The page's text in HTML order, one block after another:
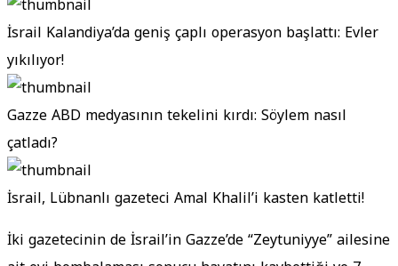
İsrail Kalandiya’da geniş çaplı operasyon başlattı: Evler
yıkılıyor!
Gazze ABD medyasının tekelini kırdı: Söylem nasıl
çatladı?
İsrail, Lübnanlı gazeteci Amal Khalil’i kasten katletti!
İki gazetecinin de İsrail’in Gazze’de “Zeytuniyye” ailesine